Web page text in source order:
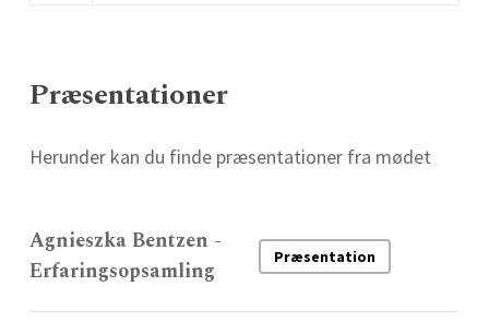
Præsentationer
Herunder kan du finde præsentationer fra mødet
Agnieszka Bentzen -
Erfaringsopsamling
Præsentation